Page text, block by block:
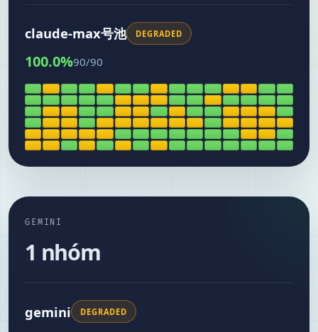
claude-max号池 DEGRADED
100.0%90/90
GEMINI
1 nhóm
gemini DEGRADED